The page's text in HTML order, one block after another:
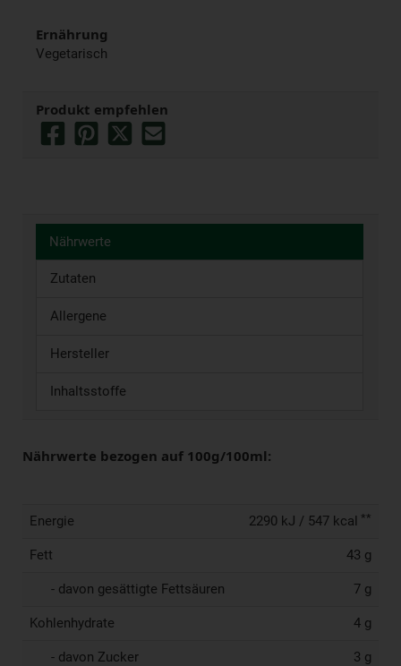
Ernährung
Vegetarisch
Produkt empfehlen
Nährwerte
Zutaten
Allergene
Hersteller
Inhaltsstoffe
Nährwerte bezogen auf 100g/100ml:
Energie 2290 kJ / 547 kcal **
Fett 43 g
- davon gesättigte Fettsäuren 7 g
Kohlenhydrate 4 g
- davon Zucker 3 g